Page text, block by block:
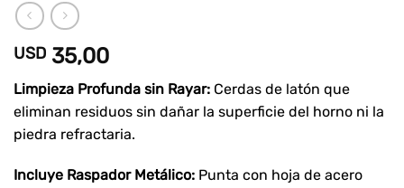
USD 35,00
Limpieza Profunda sin Rayar: Cerdas de latón que
eliminan residuos sin dañar la superficie del horno ni la
piedra refractaria.
Incluye Raspador Metálico: Punta con hoja de acero